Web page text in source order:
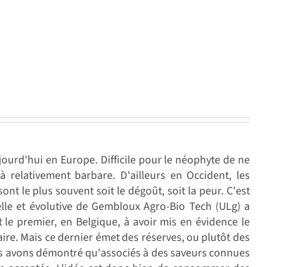
en Europe. Difficile pour le néophyte de ne
barbare. D'ailleurs en Occident, les
le plus souvent soit le dégoût, soit la peur. C'est
et évolutive de Gembloux Agro-Bio Tech (ULg) a
premier, en Belgique, à avoir mis en évidence le
Mais ce dernier émet des réserves, ou plutôt des
démontré qu'associés à des saveurs connues